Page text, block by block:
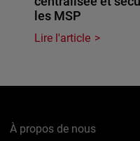
les MSP
Lire l'article
À propos de nous